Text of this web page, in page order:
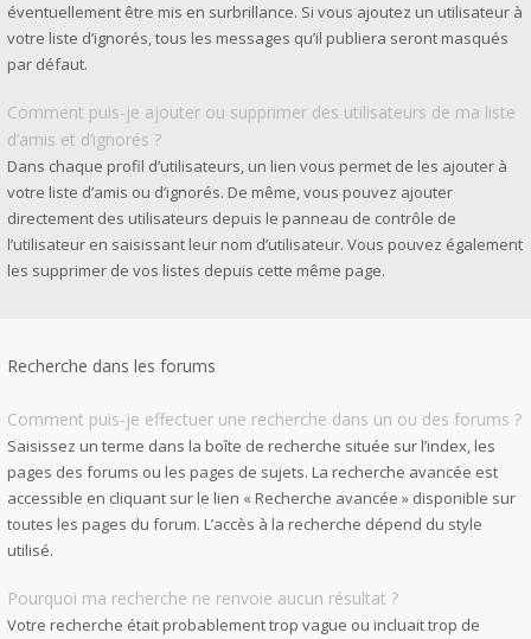
éventuellement être mis en surbrillance. Si vous ajoutez un utilisateur à
votre liste d’ignorés, tous les messages qu’il publiera seront masqués
par défaut.
Comment puis-je ajouter ou supprimer des utilisateurs de ma liste
d’amis et d’ignorés ?
Dans chaque profil d’utilisateurs, un lien vous permet de les ajouter à
votre liste d’amis ou d’ignorés. De même, vous pouvez ajouter
directement des utilisateurs depuis le panneau de contrôle de
l’utilisateur en saisissant leur nom d’utilisateur. Vous pouvez également
les supprimer de vos listes depuis cette même page.
Recherche dans les forums
Comment puis-je effectuer une recherche dans un ou des forums ?
Saisissez un terme dans la boîte de recherche située sur l’index, les
pages des forums ou les pages de sujets. La recherche avancée est
accessible en cliquant sur le lien « Recherche avancée » disponible sur
toutes les pages du forum. L’accès à la recherche dépend du style
utilisé.
Pourquoi ma recherche ne renvoie aucun résultat ?
Votre recherche était probablement trop vague ou incluait trop de